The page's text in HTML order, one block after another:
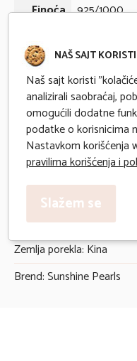
Finoća 925/1000
Odmah dostupno
Kupovina na 6
Očekivano vreme
Deklaracija:
Uvoznik: One sunshine
Godina uvoza: 2025
Zemlja porekla: Kina
Brend: Sunshine Pearls
NAŠ SAJT
Naš sajt koristi
analizirali saobraćaj,
omogućili dodatne
podatke o korisnicima
Nastavkom korišćenja
pravilima korišćenja i
Slažem se